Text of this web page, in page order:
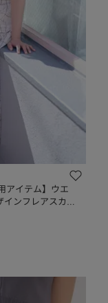
アイテム】ウエ
インフレアスカ